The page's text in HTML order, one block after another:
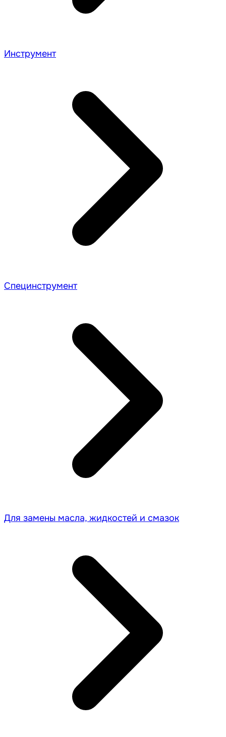
Инструмент
Специнструмент
Для замены масла, жидкостей и смазок